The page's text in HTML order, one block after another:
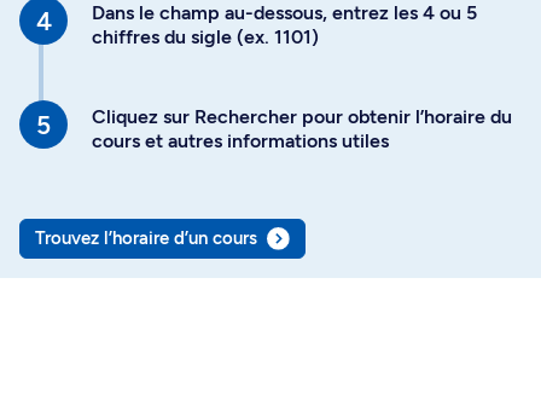
Dans le champ au-dessous, entrez les 4 ou 5
chiffres du sigle (ex. 1101)
Cliquez sur Rechercher pour obtenir l’horaire du
cours et autres informations utiles
Trouvez l’horaire d’un cours